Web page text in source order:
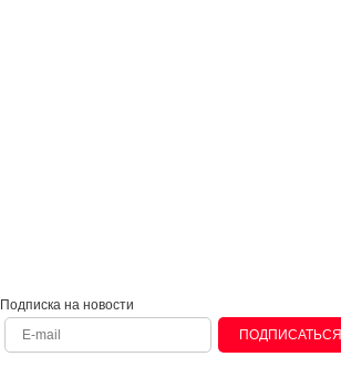
Подписка на новости
ПОДПИСАТЬСЯ